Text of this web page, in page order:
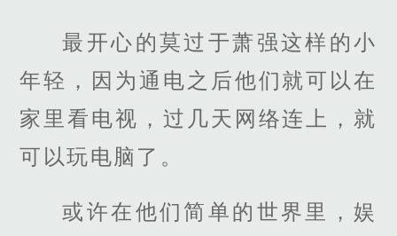
最开心的莫过于萧强这样的小
年轻，因为通电之后他们就可以在
家里看电视，过几天网络连上，就
可以玩电脑了。
或许在他们简单的世界里，娱